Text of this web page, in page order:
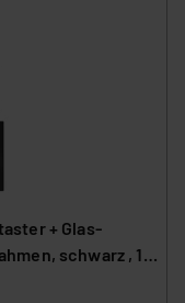
+ Glas-
schwarz , 1x